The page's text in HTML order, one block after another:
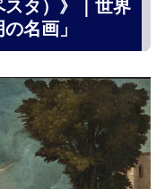
タ）》｜世界
名画」